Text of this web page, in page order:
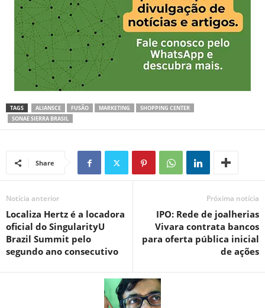
TAGS ALIANSCE FUSÃO MARKETING
SHOPPING CENTER
SONAE SIERRA BRASIL
Share
Notícia anterior
Localiza Hertz é a locadora
oficial do SingularityU
Brazil Summit pelo
segundo ano consecutivo
Próxima notícia
IPO: Rede de joalherias
Vivara contrata bancos
para oferta pública inicial
de ações